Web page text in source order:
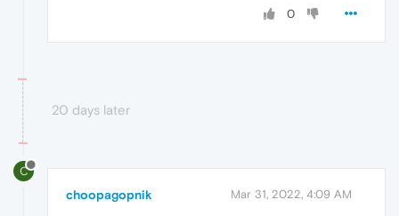
0
20 days later
C
choopagopnik Mar 31, 2022, 4:09 AM